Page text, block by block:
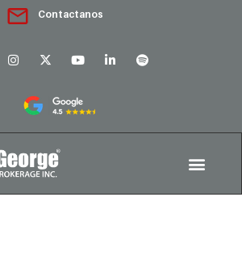
Contactanos